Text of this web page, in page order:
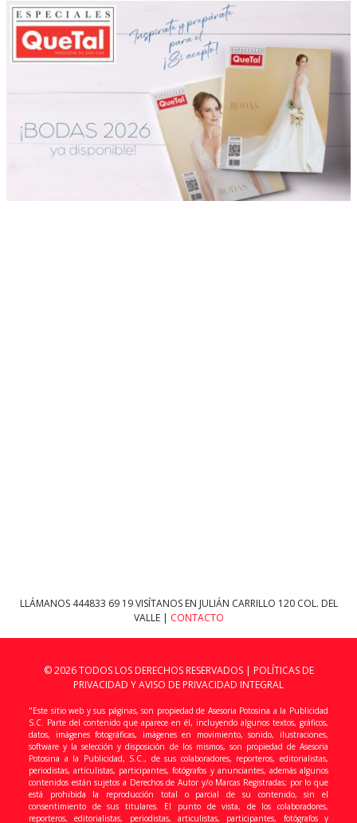
LLÁMANOS 444833 69 19VISÍTANOS EN JULIÁN CARRILLO 120 COL. DEL
VALLE | CONTACTO
© 2026 TODOS LOS DERECHOS RESERVADOS | POLÍTICAS DE
PRIVACIDAD Y AVISO DE PRIVACIDAD INTEGRAL
"Este sitio web y sus páginas, son propiedad de Asesoria Potosina a la Publicidad
S.C. Parte del contenido que aparece en él, incluyendo algunos textos, gráficos,
datos, imágenes fotográficas, imágenes en movimiento, sonido, ilustraciones,
software y la selección y disposición de los mismos, son propiedad de Asesoria
Potosina a la Publicidad, S.C., de sus colaboradores, reporteros, editorialistas,
periodistas, articulistas, participantes, fotógrafos y anunciantes, además algunos
contenidos están sujetos a Derechos de Autor y/o Marcas Registradas; por lo que
está prohibida la reproducción total o parcial de su contenido, sin el
consentimiento de sus titulares. El punto de vista, de los colaboradores,
reporteros, editorialistas, periodistas, articulistas, participantes, fotógrafos y